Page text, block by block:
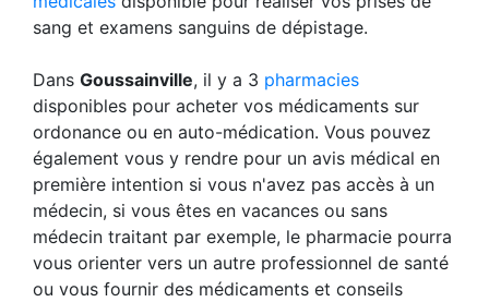
sang et examens sanguins de dépistage.
Dans Goussainville, il y a 3 pharmacies
disponibles pour acheter vos médicaments sur
ordonance ou en auto-médication. Vous pouvez
également vous y rendre pour un avis médical en
première intention si vous n'avez pas accès à un
médecin, si vous êtes en vacances ou sans
médecin traitant par exemple, le pharmacie pourra
vous orienter vers un autre professionnel de santé
ou vous fournir des médicaments et conseils